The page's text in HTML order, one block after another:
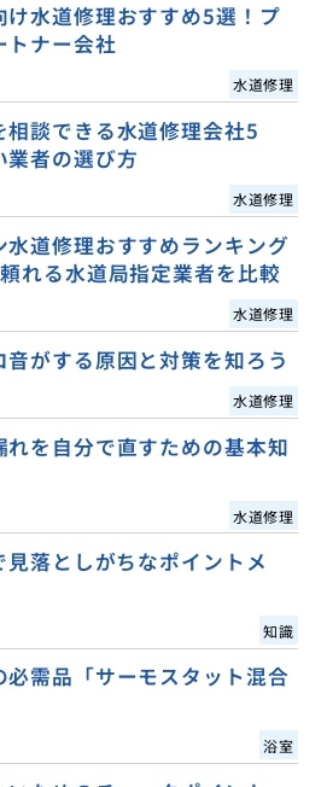
け水道修理おすすめ5選！プ
トナー会社
水道修理
相談できる水道修理会社5
業者の選び方
水道修理
道修理おすすめランキング
れる水道局指定業者を比較
水道修理
音がする原因と対策を知ろう
水道修理
れを自分で直すための基本知
水道修理
落としがちなポイントメ
知識
需品「サーモスタット混合
浴室